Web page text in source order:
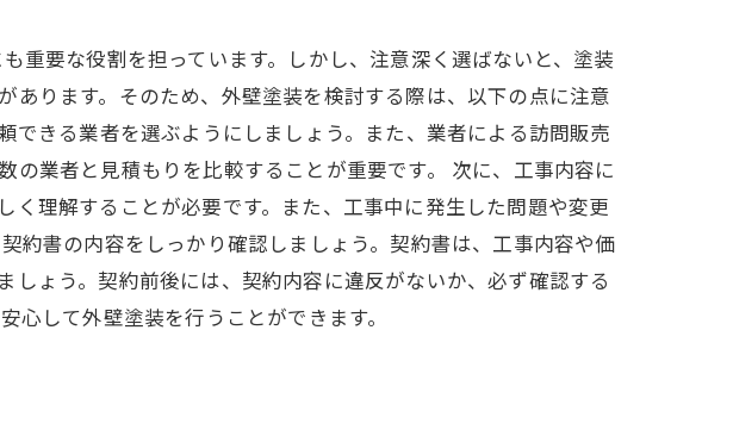
重要な役割を担っています。しかし、注意深く選ばないと、塗装
ります。そのため、外壁塗装を検討する際は、以下の点に注意
きる業者を選ぶようにしましょう。また、業者による訪問販売
業者と見積もりを比較することが重要です。 次に、工事内容に
理解することが必要です。また、工事中に発生した問題や変更
約書の内容をしっかり確認しましょう。契約書は、工事内容や価
ょう。契約前後には、契約内容に違反がないか、必ず確認する
して外壁塗装を行うことができます。